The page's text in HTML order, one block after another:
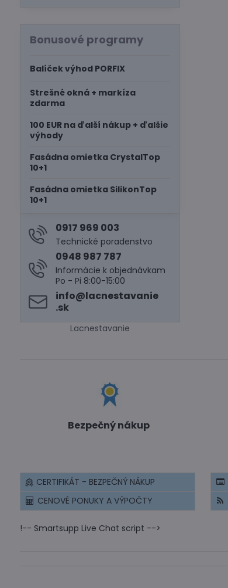
Bonusové programy
Balíček výhod PORFIX
Strešné okná + markíza
zdarma
100 EUR na ďalší nákup + ďalšie
výhody
Fasádna omietka CrystalTop
10+1
Fasádna omietka SilikonTop
10+1
0917 969 003
Technické poradenstvo
0948 987 787
Informácie k objednávkam
Po - Pi 8:00-15:00
info​@lacnestavanie​
.sk
Lacnestavanie
Bezpečný nákup
CERTIFIKÁT - BEZPEČNÝ NÁKUP
CENOVÉ PONUKY A VÝPOČTY
!-- Smartsupp Live Chat script -->